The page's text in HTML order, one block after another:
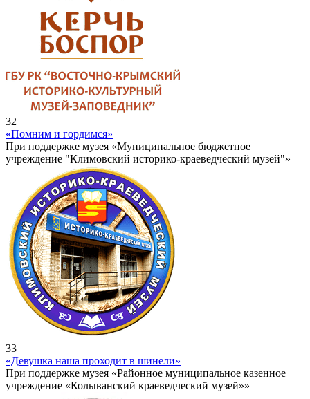
32
«Помним и гордимся»
При поддержке музея «Муниципальное бюджетное
учреждение "Климовский историко-краеведческий музей"»
33
«Девушка наша проходит в шинели»
При поддержке музея «Районное муниципальное казенное
учреждение «Колыванский краеведческий музей»»